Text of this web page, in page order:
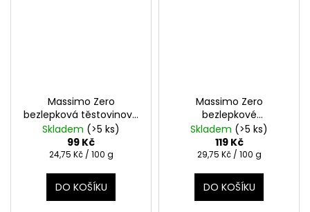
Massimo Zero
bezlepková těstovinová
rýže RISONI 400g
Skladem (>5 ks)
99 Kč
Měrná
24,75 Kč / 100 g
DO KOŠÍKU
Massimo Zero
bezlepkové
GNOCCHETTI DI PATATE
(bramborové nočky)
2x200gDrobnější
italských gnocchi
Skladem (>5 ks)
119 Kč
Měrná
29,75 Kč / 100 g
DO KOŠÍKU